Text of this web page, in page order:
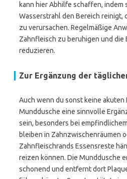
kann hier Abhilfe schaffen, indem
Wasserstrahl den Bereich reinigt,
zu verursachen. Regelmäßige
Zahnfleisch zu beruhigen und
reduzieren.
Zur Ergänzung der
Auch wenn du sonst keine akuten
Munddusche eine sinnvolle
sein, besonders bei
bleiben in Zahnzwischenräumen
Zahnfleischrands Essensreste
reizen können. Die Munddusche
schonend und entfernt dort